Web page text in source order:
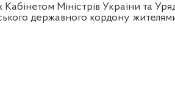
Міністрів України та
державного кордону